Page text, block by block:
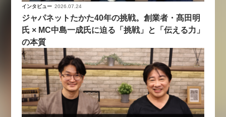
インタビュー 2026.07.24
ジャパネットたかた40年の挑戦。創業者・髙田明
氏 × MC中島一成氏に迫る「挑戦」と「伝える力」
の本質